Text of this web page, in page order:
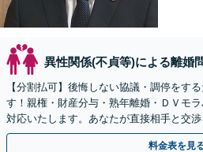
異性関係(不貞等)による離婚
【分割払可】後悔しない協議・調停をす
す！親権・財産分与・熟年離婚・ＤＶモ
対応いたします。あなたが直接相手と交
要はありません。まずは一度ご相談くだ
料金表を見